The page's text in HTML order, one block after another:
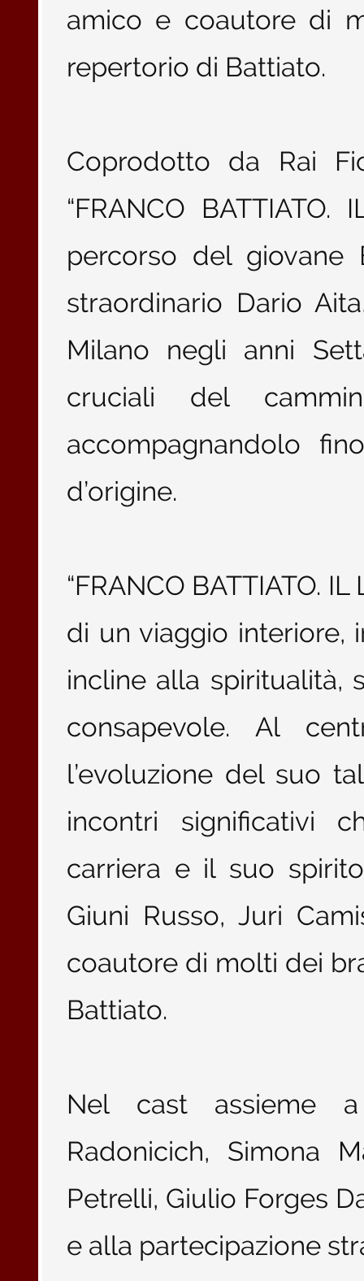
amico e coautore di
repertorio di Battiato.
Coprodotto da Rai
“FRANCO BATTIATO.
percorso del giovane
straordinario Dario
Milano negli anni
cruciali del
accompagnandolo
d’origine.
“FRANCO BATTIATO.
di un viaggio interiore,
incline alla spiritualità,
consapevole. Al
l’evoluzione del suo
incontri significativi
carriera e il suo
Giuni Russo, Juri
coautore di molti dei
Battiato.
Nel cast assieme
Radonicich, Simona
Petrelli, Giulio Forges
e alla partecipazione